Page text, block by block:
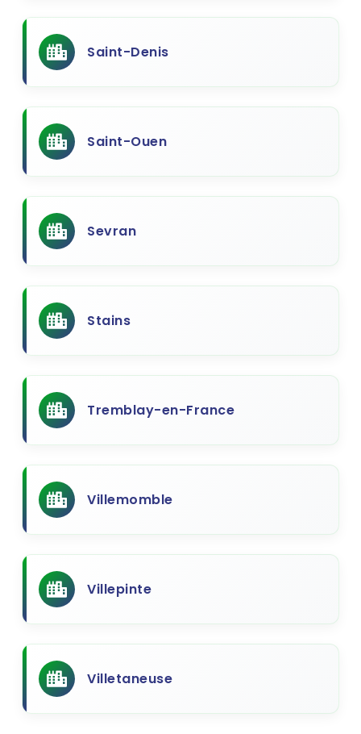
Saint-Denis
Saint-Ouen
Sevran
Stains
Tremblay-en-France
Villemomble
Villepinte
Villetaneuse